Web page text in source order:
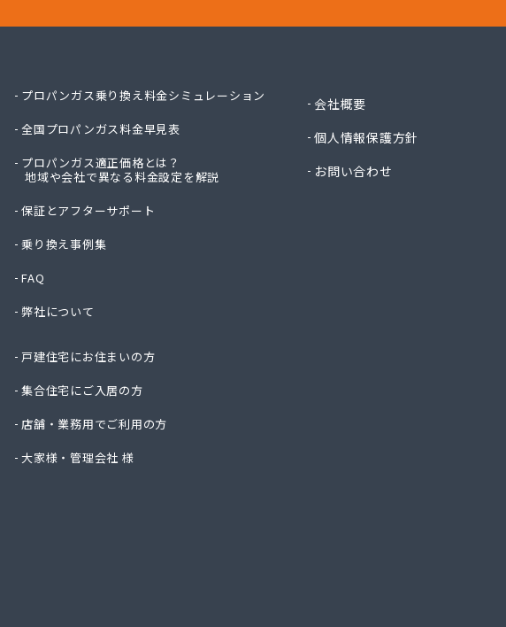
サンダイ燃料店
ダイイチガスコム株式
チリウヒーターサービス
ニイミガス株式会社
ニイミ産業株式会社
プロパンガス乗り換え料金シミュレーション
全国プロパンガス料金早見表
プロパンガス適正価格とは？
地域や会社で異なる料金設定を解説
保証とアフターサポート
乗り換え事例集
FAQ
弊社について
戸建住宅にお住まいの方
集合住宅にご入居の方
店舗・業務用でご利用の方
大家様・管理会社 様
会社概要
個人情報保護方針
お問い合わせ